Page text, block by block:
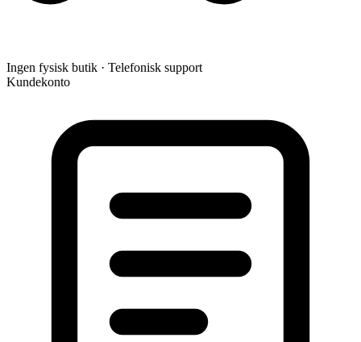
Ingen fysisk butik · Telefonisk support
Kundekonto